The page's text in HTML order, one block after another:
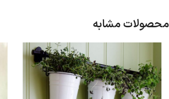
محصولات مشابه